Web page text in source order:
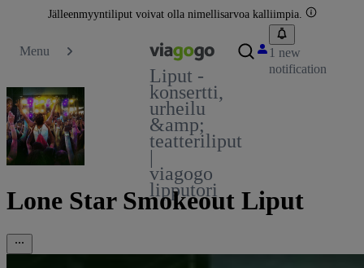
Jälleenmyyntiliput voivat olla nimellisarvoa kalliimpia.
Menu
Liput -
konsertti,
urheilu
&amp;
teatteriliput
|
viagogo
lipputori
1 new
notification
Lone Star Smokeout Liput